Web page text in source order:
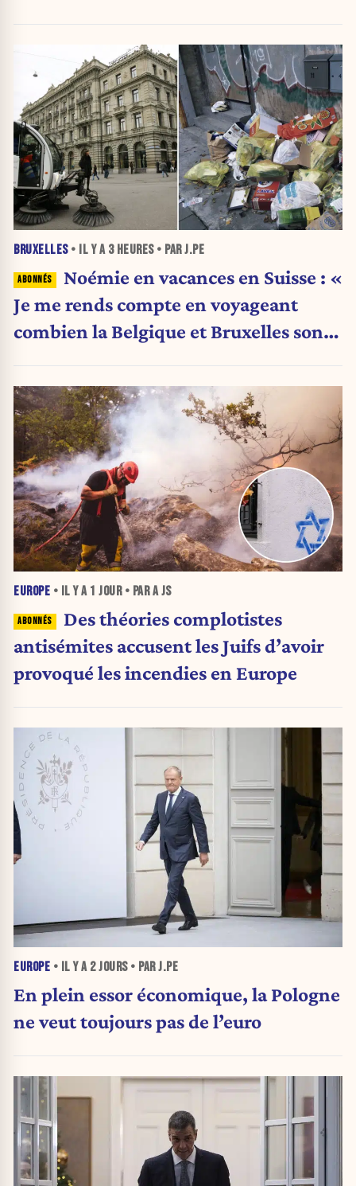
BRUXELLES• IL Y A 3 HEURES• PAR J.PE
Noémie en vacances en Suisse : «
Je me rends compte en voyageant
combien la Belgique et Bruxelles sont
EUROPE • IL Y A 1 JOUR• PAR A JS
Des théories complotistes
antisémites accusent les Juifs d’avoir
provoqué les incendies en Europe
EUROPE • IL Y A 2 JOURS• PAR J.PE
En plein essor économique, la Pologne
ne veut toujours pas de l’euro